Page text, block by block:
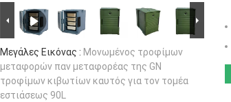
Μεγάλες Εικόνας : Μονωμένος τροφίμων
μεταφορών παν μεταφορέας της GN
τροφίμων κιβωτίων καυτός για τον τομέα
εστιάσεως 90L